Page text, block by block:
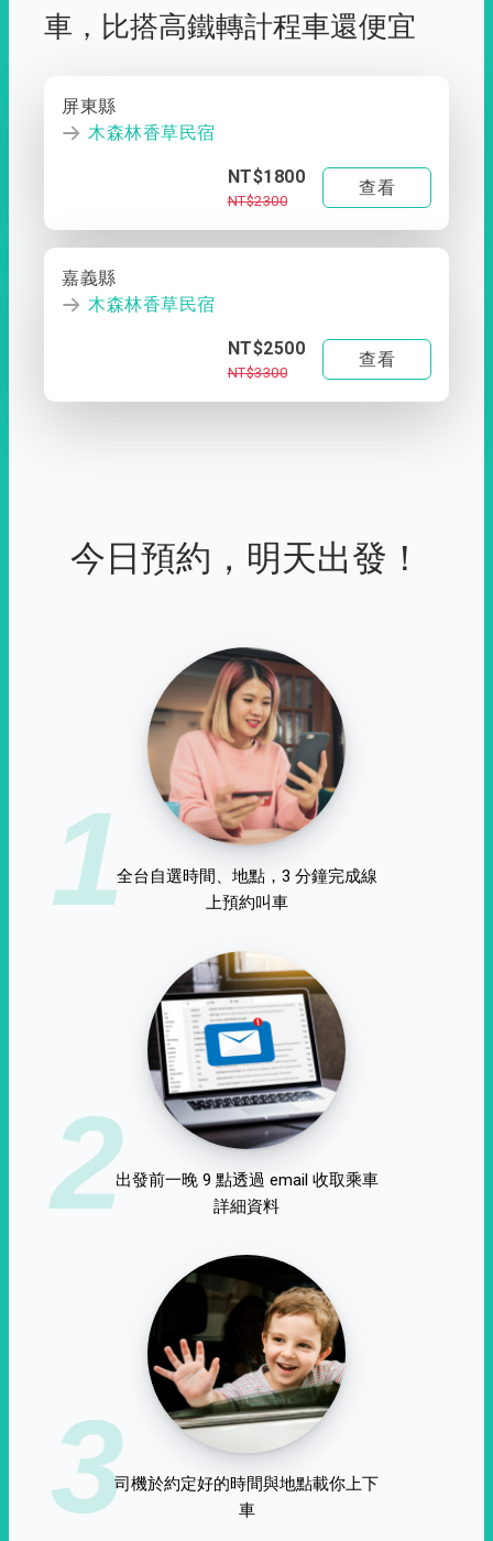
車， 比搭高鐵轉計程車還便宜
屏東縣
木森林香草民宿
NT$1800
NT$2300
查看
嘉義縣
木森林香草民宿
NT$2500
NT$3300
查看
今日預約，明天出發！
1全台自選時間、地點，3 分鐘完成線
上預約叫車
2出發前一晚 9 點透過 email 收取乘車
詳細資料
3司機於約定好的時間與地點載你上下
車